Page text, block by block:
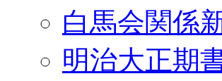
白馬会関係
明治大正期